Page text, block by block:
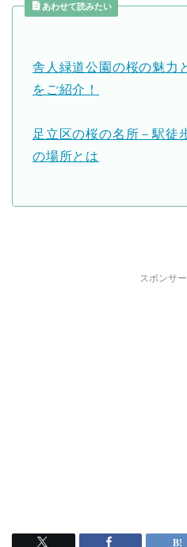
あわせて読みたい
舎人緑道公園の桜の魅力
をご紹介！
足立区の桜の名所－駅徒
の場所とは
スポンサ